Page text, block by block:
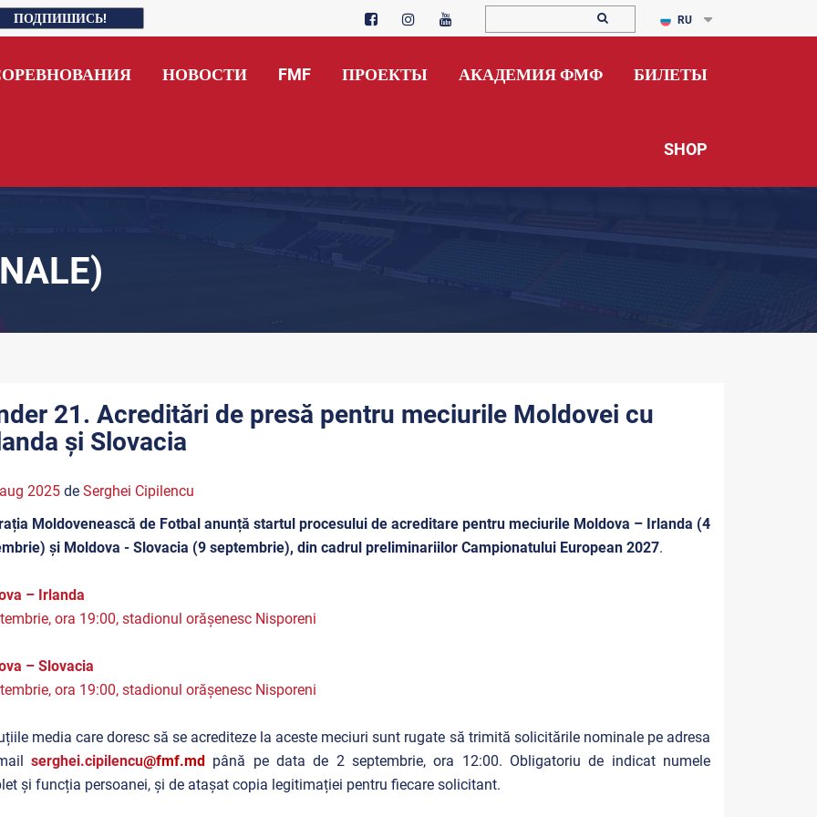
ПОДПИШИСЬ! RU
НОВОСТИ FMF ПРОЕКТЫ АКАДЕМИЯ ФМФ БИЛЕТЫ
SHOP
21. Acreditări de presă pentru meciurile Moldovei cu
și Slovacia
2025de Serghei Cipilencu
Moldovenească de Fotbal anunță startul procesului de acreditare pentru meciurile Moldova – Irlanda (4
și Moldova - Slovacia (9 septembrie), din cadrul preliminariilor Campionatului European2027.
– Irlanda
ora 19:00, stadionul orășenesc Nisporeni
– Slovacia
ora 19:00, stadionul orășenesc Nisporeni
media care doresc să se acrediteze la aceste meciuri sunt rugate să trimită solicitările nominale pe adresa
serghei.cipilencu@fmf.md până pe data de 2 septembrie, ora 12:00. Obligatoriu de indicat numele
și funcția persoanei, și de atașat copia legitimației pentru fiecare solicitant.